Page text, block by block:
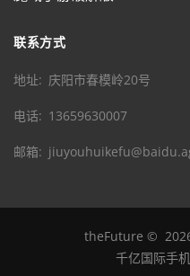
联系方式
地址 庆阳市春模岭20号
电话 13659630007
邮箱
theFuture ©
千亿国际手